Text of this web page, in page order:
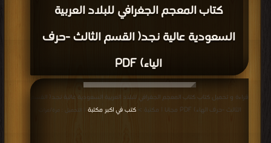
كتاب المعجم الجغرافي للبلاد العربية
السعودية عالية نجد( القسم الثالث -حرف
الياء) PDF
قراءة و تحميل كتاب كتاب المعجم الجغرافي للبلاد العربية السعودية عالية نجد( القسم
الثالث -حرف الهاء) PDF مجانا | مكتبة >
كتب في اكبر مكتبة | التحميل : مرة/مرات